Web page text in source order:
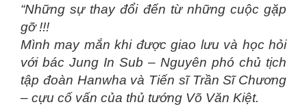
“Những sự thay đổi đến từ những cuộc gặp
gỡ !!!
Mình may mắn khi được giao lưu và học hỏi
với bác Jung In Sub – Nguyên phó chủ tịch
tập đoàn Hanwha và Tiến sĩ Trần Sĩ Chương
– cựu cố vấn của thủ tướng Võ Văn Kiệt.